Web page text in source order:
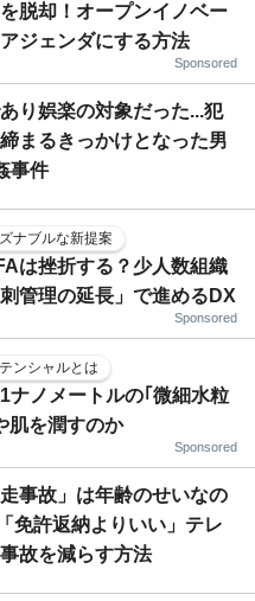
脱却！オープンイノベー
ジェンダにする方法
Sponsored
り娯楽の対象だった...犯
まるきっかけとなった男
事件
ナブルな新提案
は挫折する？少人数組織
管理の延長」で進めるDX
Sponsored
ンシャルとは
ナノメートルの｢微細水粒
肌を潤すのか
Sponsored
事故」は年齢のせいなの
免許返納よりいい」テレ
故を減らす方法